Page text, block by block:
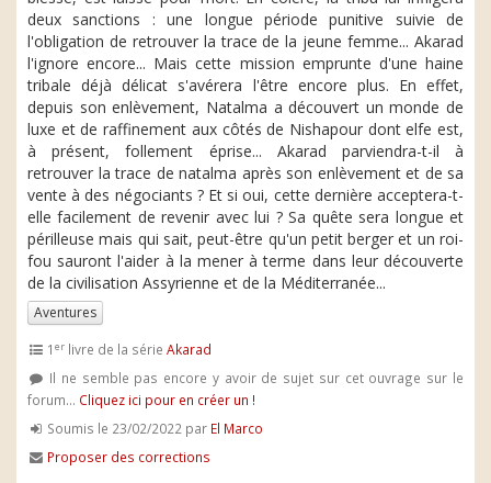
deux sanctions : une longue période punitive suivie de
l'obligation de retrouver la trace de la jeune femme... Akarad
l'ignore encore... Mais cette mission emprunte d'une haine
tribale déjà délicat s'avérera l'être encore plus. En effet,
depuis son enlèvement, Natalma a découvert un monde de
luxe et de raffinement aux côtés de Nishapour dont elfe est,
à présent, follement éprise... Akarad parviendra-t-il à
retrouver la trace de natalma après son enlèvement et de sa
vente à des négociants ? Et si oui, cette dernière acceptera-t-
elle facilement de revenir avec lui ? Sa quête sera longue et
périlleuse mais qui sait, peut-être qu'un petit berger et un roi-
fou sauront l'aider à la mener à terme dans leur découverte
de la civilisation Assyrienne et de la Méditerranée...
Aventures
1er livre de la sérieAkarad
Il ne semble pas encore y avoir de sujet sur cet ouvrage sur le
forum... Cliquez ici pour en créer un !
Soumis le 23/02/2022 par El Marco
Proposer des corrections